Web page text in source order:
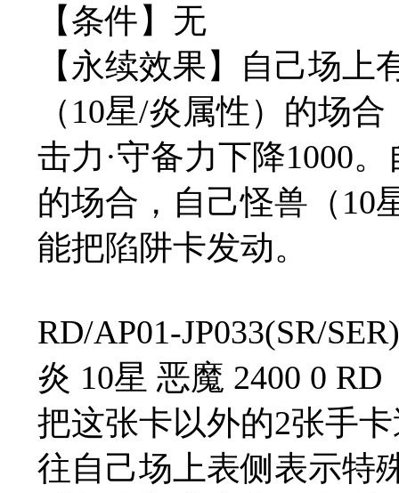
【条件】无
【永续效果】自己场
（10星/炎属性）的场
击力·守备力下降1000
的场合，自己怪兽（10
能把陷阱卡发动。
RD/AP01-JP033(SR/
炎 10星 恶魔 2400 0 RD
把这张卡以外的2张手
往自己场上表侧表示特